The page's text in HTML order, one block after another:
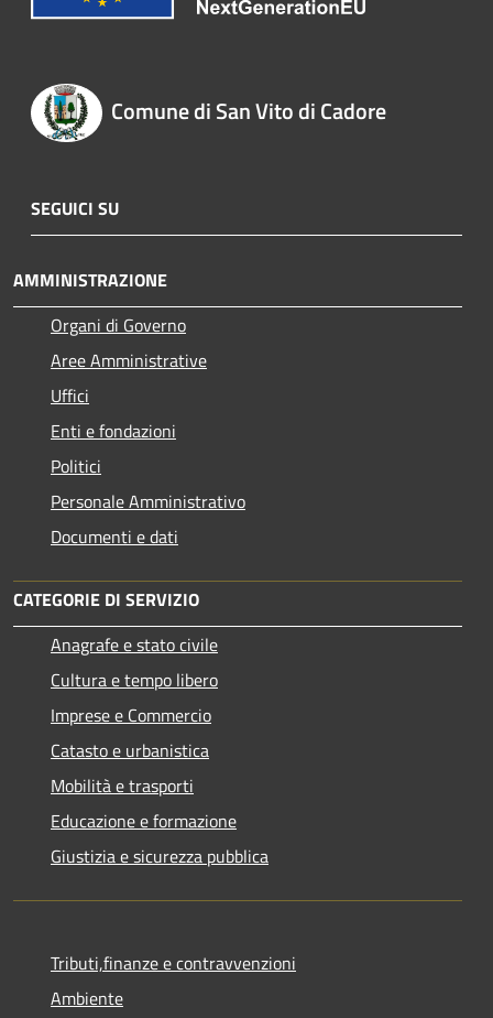
Comune di San Vito di Cadore
SEGUICI SU
AMMINISTRAZIONE
Organi di Governo
Aree Amministrative
Uffici
Enti e fondazioni
Politici
Personale Amministrativo
Documenti e dati
CATEGORIE DI SERVIZIO
Anagrafe e stato civile
Cultura e tempo libero
Imprese e Commercio
Catasto e urbanistica
Mobilità e trasporti
Educazione e formazione
Giustizia e sicurezza pubblica
Tributi,finanze e contravvenzioni
Ambiente